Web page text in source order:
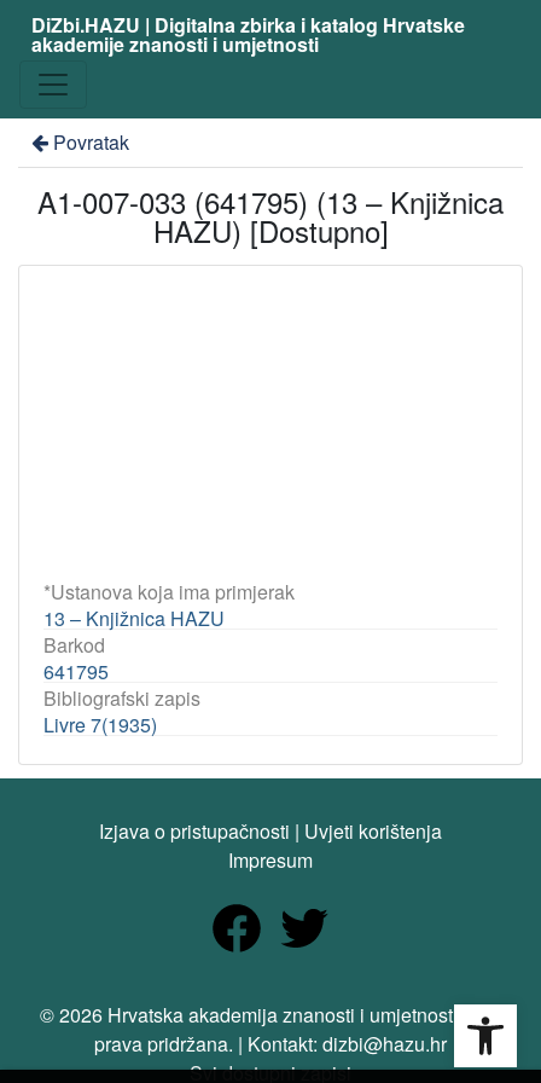
DiZbi.HAZU | Digitalna zbirka i katalog Hrvatske
akademije znanosti i umjetnosti
Povratak
A1-007-033 (641795) (13 – Knjižnica
HAZU) [Dostupno]
*Ustanova koja ima primjerak
13 – Knjižnica HAZU
Barkod
641795
Bibliografski zapis
Livre 7(1935)
Izjava o pristupačnosti | Uvjeti korištenja
Impresum
© 2026 Hrvatska akademija znanosti i umjetnosti. Sva
prava pridržana. | Kontakt: dizbi@hazu.hr
Svi dostupni zapisi